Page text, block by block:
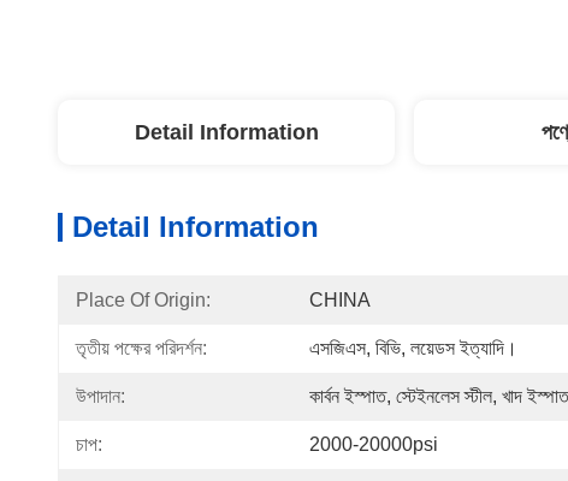
Detail Information
Detail Information
Place Of Origin: CHINA
তৃতীয় পক্ষের পরিদর্শন: এসজিএস, বিভি, লয়েডস ইত্যাদি।
উপাদান: কার্বন ইস্পাত, স্টেইনলেস স্টীল, খাদ ইস্পাত
চাপ: 2000-20000psi